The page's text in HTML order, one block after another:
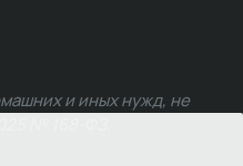
и иных нужд, не